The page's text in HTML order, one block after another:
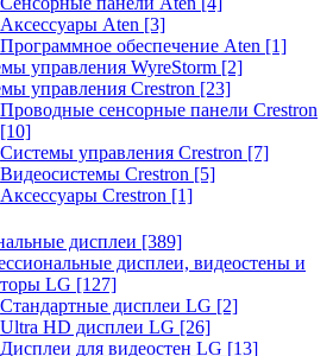
Аксессуары Aten [3]
Программное обеспечение Aten [1]
управления WyreStorm [2]
управления Crestron [23]
Проводные сенсорные панели Crestron
[10]
Системы управления Crestron [7]
Видеосистемы Crestron [5]
Аксессуары Crestron [1]
дисплеи [389]
дисплеи, видеостены и
LG [127]
Стандартные дисплеи LG [2]
Ultra HD дисплеи LG [26]
Дисплеи для видеостен LG [13]